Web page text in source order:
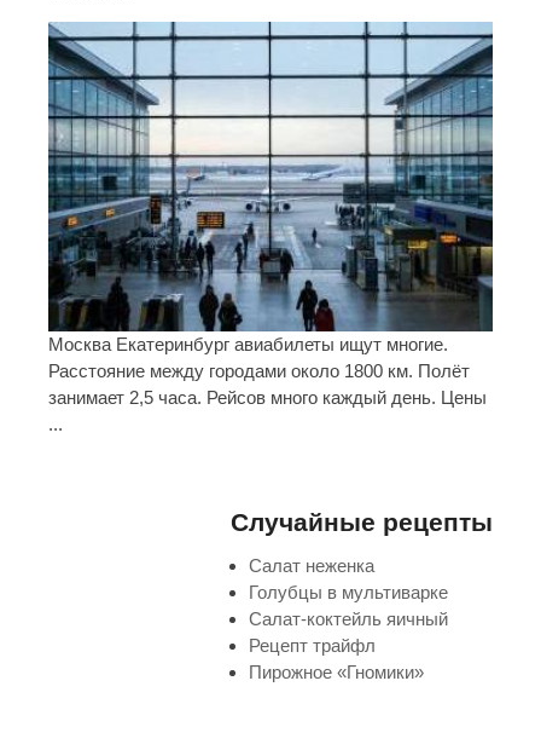
Москва Екатеринбург авиабилеты ищут многие.
Расстояние между городами около 1800 км. Полёт
занимает 2,5 часа. Рейсов много каждый день. Цены
...
Случайные рецепты
Салат неженка
Голубцы в мультиварке
Салат-коктейль яичный
Рецепт трайфл
Пирожное «Гномики»